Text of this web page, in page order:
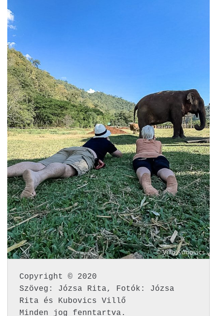
Copyright © 2020
Szöveg: Józsa Rita, Fotók: Józsa
Rita és Kubovics Villő
Minden jog fenntartva.